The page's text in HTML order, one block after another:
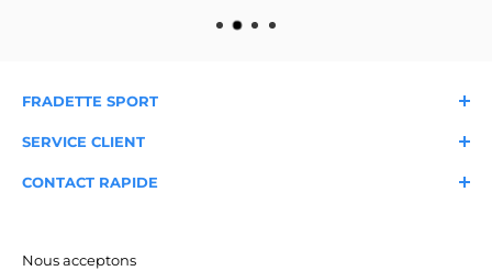
FRADETTE SPORT
SERVICE CLIENT
CONTACT RAPIDE
✉️info@fradettesport.com
Nous acceptons